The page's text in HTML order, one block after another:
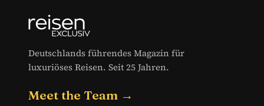
Deutschlands führendes Magazin für
luxuriöses Reisen. Seit 25 Jahren.
Meet the Team →